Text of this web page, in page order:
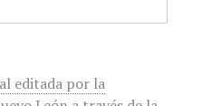
editada por la